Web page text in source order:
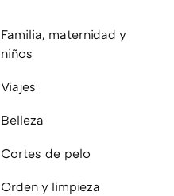
Familia, maternidad y
niños
Viajes
Belleza
Cortes de pelo
Orden y limpieza